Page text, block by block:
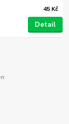
45 Kč
Detail